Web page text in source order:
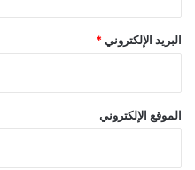
البريد الإلكتروني *
الموقع الإلكتروني